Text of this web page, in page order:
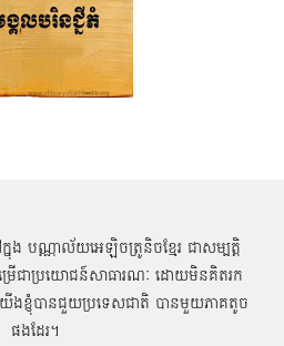
ង បណ្ណាល័យអេឡិចត្រូនិចខ្មែរ ជាសម្បតិ្ត
ម្រើជាប្រយោជន៍សាធារណៈ ដោយមិនគិតរក
ងខ្ញុំបានជួយប្រទេសជាតិ បានមួយភាគតូច
ផងដែរ។